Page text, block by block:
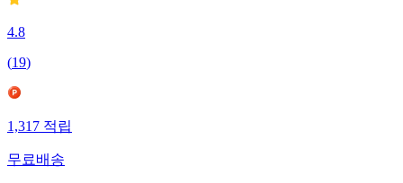
4.8
(19)
1,317적립
무료배송